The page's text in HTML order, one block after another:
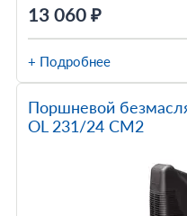
13 060 ₽
+ Подробнее
Поршневой
OL 231/24 CM2